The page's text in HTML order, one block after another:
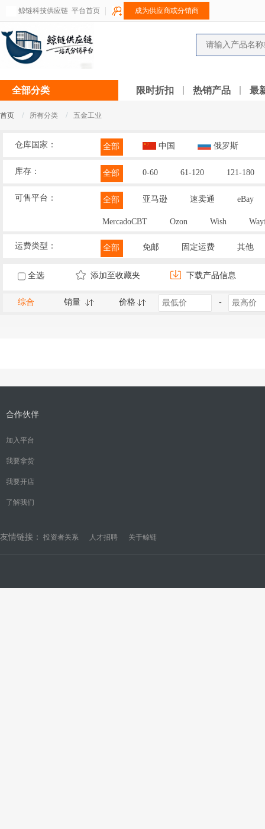
鲸链科技供应链 平台首页 成为供应商或分销商
全部分类 限时折扣 热销产品 最
首页 / 所有分类 / 五金工业
仓库国家： 全部 中国 俄罗斯
库存： 全部 0-60 61-120 121-180
可售平台： 全部 亚马逊 速卖通 eBay
MercadoCBT Ozon Wish
运费类型： 全部 免邮 固定运费 其他
全选 添加至收藏夹 下载产品信息
综合 销量 价格 -
合作伙伴
加入平台
我要拿货
我要开店
了解我们
友情链接： 投资者关系 人才招聘 关于鲸链